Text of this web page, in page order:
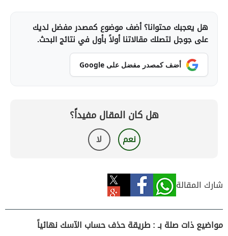
هل يعجبك محتوانا؟ أضف موضوع كمصدر مفضل لديك
على جوجل لتصلك مقالاتنا أولاً بأول في نتائج البحث.
أضف كمصدر مفضل على Google
هل كان المقال مفيداً؟
نعم لا
شارك المقالة
مواضيع ذات صلة بـ : طريقة حذف حساب الآسك نهائياً